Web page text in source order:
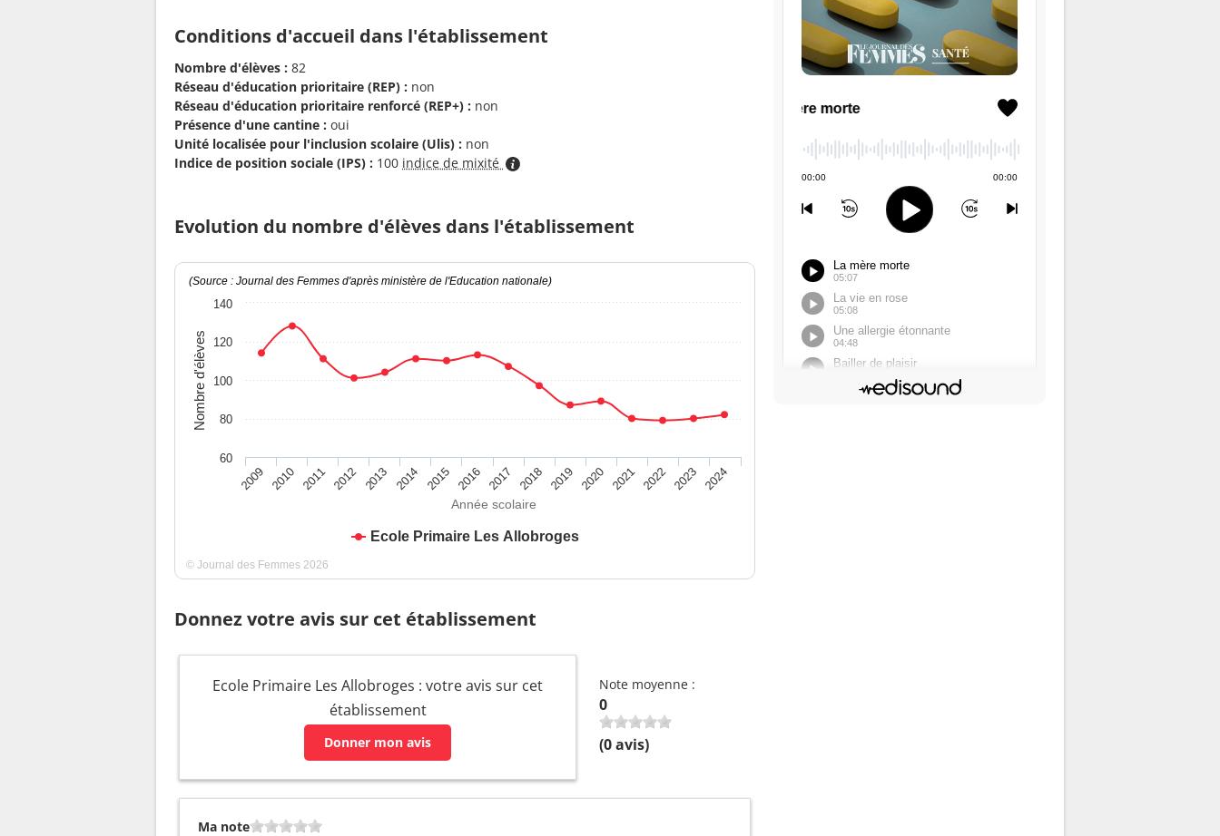
Conditions d'accueil dans l'établissement
Nombre d'élèves : 82
Réseau d'éducation prioritaire (REP) : non
Réseau d'éducation prioritaire renforcé (REP+) : non
Présence d'une cantine : oui
Unité localisée pour l'inclusion scolaire (Ulis) : non
Indice de position sociale (IPS) : 100 indice de mixité
Evolution du nombre d'élèves dans l'établissement
Année scolaire
Nombre d'élèves
(Source : Journal des Femmes d'après ministère de l'Education nationale)
Ecole Primaire Les Allobroges
2009 2010 2011 2012 2013 2014 2015 2016 2017 2018 2019 2020 2021 2022 2023 2024
60
80
100
120
140
© Journal des Femmes 2026
Donnez votre avis sur cet établissement
Ecole Primaire Les Allobroges : votre avis sur cet
établissement
Donner mon avis
Note moyenne :
0
(0avis)
Ma note